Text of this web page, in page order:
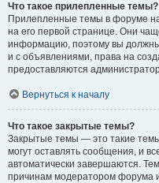
Что такое прилепленные темы?
Прилепленные темы в форуме
на его первой странице. Они
информацию, поэтому вы должны
и с объявлениями, права на
предоставляются
Вернуться к началу
Что такое закрытые темы?
Закрытые темы — это такие
могут оставлять сообщения, и
автоматически завершаются.
причинам модератором форума